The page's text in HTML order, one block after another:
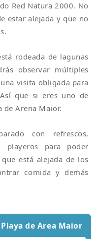
Red Natura 2000. No
estar alejada y que no
rodeada de lagunas
observar múltiples
visita obligada para
que si eres uno de
de Arena Maior.
con refrescos,
playeros para poder
está alejada de los
comida y demás
de Area Maior